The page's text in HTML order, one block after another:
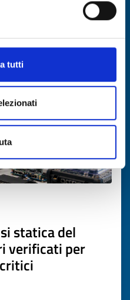
tutti
DISCOVER MORE →
statica del
verificati per